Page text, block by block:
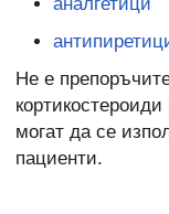
Не е
могат да се
пациенти.